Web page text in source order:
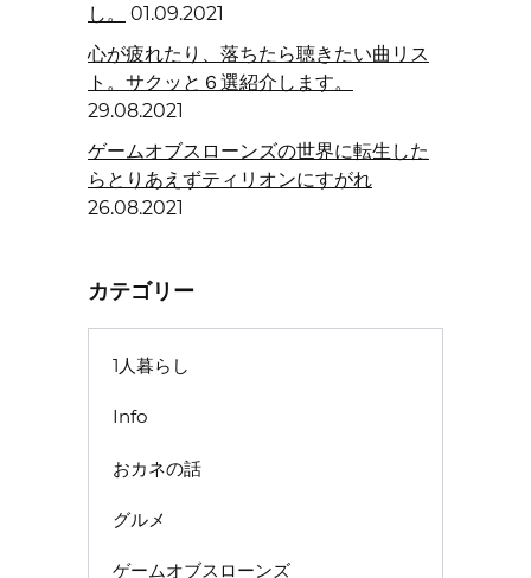
し。
01.09.2021
心が疲れたり、落ちたら聴きたい曲リス
ト。サクッと６選紹介します。
29.08.2021
ゲームオブスローンズの世界に転生した
らとりあえずティリオンにすがれ
26.08.2021
カテゴリー
1人暮らし
Info
おカネの話
グルメ
ゲームオブスローンズ